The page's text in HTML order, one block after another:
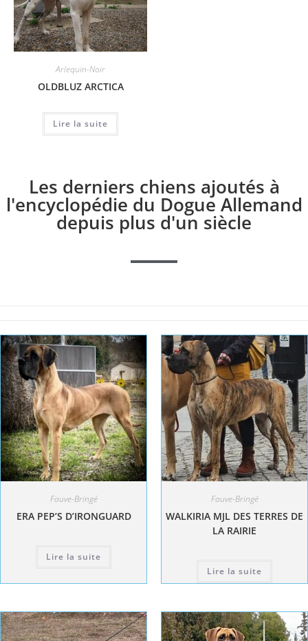
Arlequin-Noir
OLDBLUZ ARCTICA
Lire la suite
Les derniers chiens ajoutés à
l'encyclopédie du Dogue Allemand
depuis plus d'un siècle
Fauve-Bringé
ERA PEP’S D’IRONGUARD
Lire la suite
Fauve-Bringé
WALKIRIA MJL DES TERRES DE
LA RAIRIE
Lire la suite